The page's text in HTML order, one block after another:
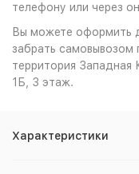
телефону или через
Вы можете оформить
забрать самовывозом
территория Западная
1Б, 3 этаж.
Характеристики